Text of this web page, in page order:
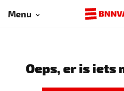
Menu
Oeps, er is iets